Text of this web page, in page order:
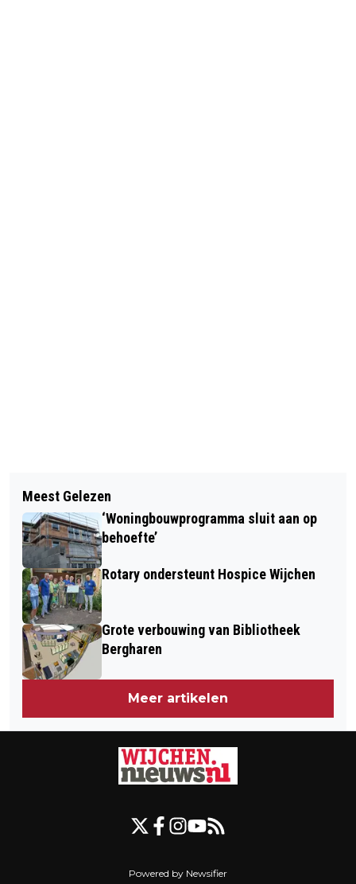
NIEUWJAARS-ROMMELMARKT GAAT
NIET DOOR
ZILVEREN DRAAGSPELD VOOR ERNIE
DRISSEN
Meest Gelezen
‘Woningbouwprogramma sluit aan op
behoefte’
Rotary ondersteunt Hospice Wijchen
Grote verbouwing van Bibliotheek
Bergharen
Meer artikelen
Powered by Newsifier